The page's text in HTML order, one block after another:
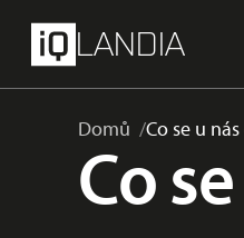
LANDIA
Domů Co se u
Co